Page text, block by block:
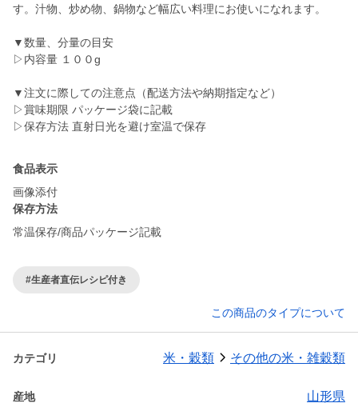
す。汁物、炒め物、鍋物など幅広い料理にお使いになれます。 ︎
▼数量、分量の目安
▷内容量 １００g ︎
▼注文に際しての注意点（配送方法や納期指定など）
▷賞味期限 パッケージ袋に記載 ︎
食品表示
画像添付
保存方法
常温保存/商品パッケージ記載
#生産者直伝レシピ付き
この商品のタイプについて
カテゴリ 米・穀類 その他の米・雑穀類
産地 山形県